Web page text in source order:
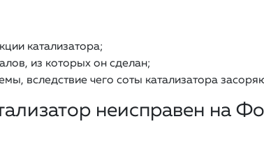
катализатора;
из которых он сделан;
вследствие чего соты катализатора
неисправен на